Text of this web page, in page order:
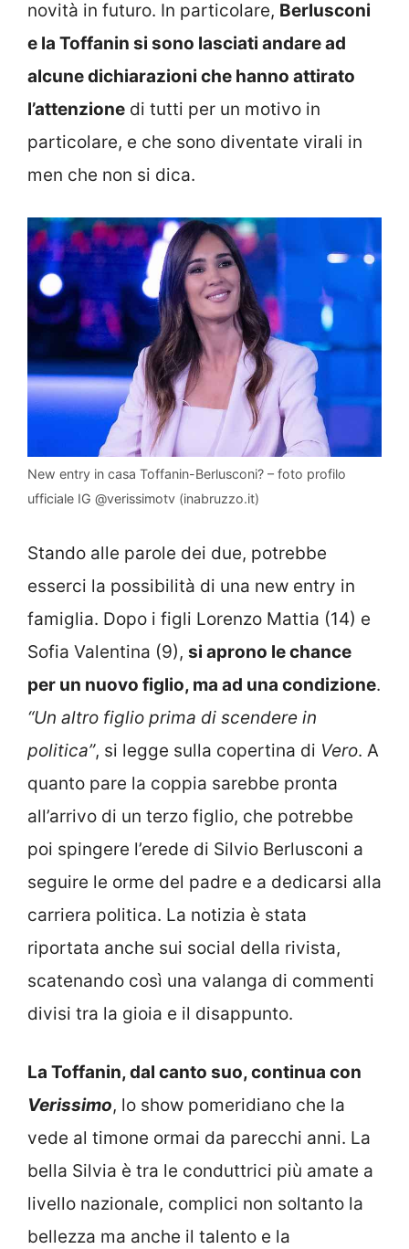
novità in futuro. In particolare, Berlusconi
e la Toffanin si sono lasciati andare ad
alcune dichiarazioni che hanno attirato
l’attenzione di tutti per un motivo in
particolare, e che sono diventate virali in
men che non si dica.
New entry in casa Toffanin-Berlusconi? – foto profilo
ufficiale IG @verissimotv (inabruzzo.it)
Stando alle parole dei due, potrebbe
esserci la possibilità di una new entry in
famiglia. Dopo i figli Lorenzo Mattia (14) e
Sofia Valentina (9), si aprono le chance
per un nuovo figlio, ma ad una condizione.
“Un altro figlio prima di scendere in
politica”, si legge sulla copertina di Vero. A
quanto pare la coppia sarebbe pronta
all’arrivo di un terzo figlio, che potrebbe
poi spingere l’erede di Silvio Berlusconi a
seguire le orme del padre e a dedicarsi alla
carriera politica. La notizia è stata
riportata anche sui social della rivista,
scatenando così una valanga di commenti
divisi tra la gioia e il disappunto.
La Toffanin, dal canto suo, continua con
Verissimo, lo show pomeridiano che la
vede al timone ormai da parecchi anni. La
bella Silvia è tra le conduttrici più amate a
livello nazionale, complici non soltanto la
bellezza ma anche il talento e la